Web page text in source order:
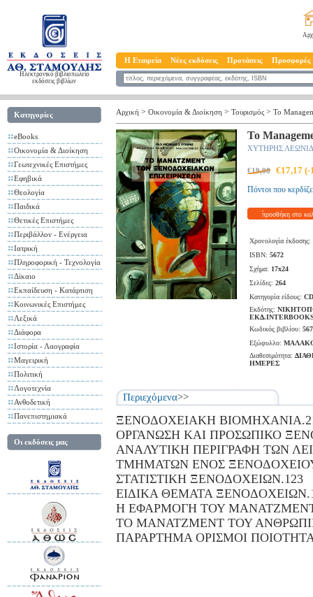
Ηλεκτρονικό βιβλιοπωλείο
εκδόσεις βιβλίων
Η Εταιρεία Νέες εκδόσεις Προτάσεις Προσφορές
Κατηγορίες
eBooks
Οικονομία & Διοίκηση
Γεωτεχνικές Επιστήμες
Εφηβικά
Θεολογία
Παιδικά
Θετικές Επιστήμες
Περιβάλλον - Ενέργεια
Ιατρική
Πληροφορική - Τεχνολογία
Δίκαιο
Εκπαίδευση - Κατάρτιση
Κοινωνικές Επιστήμες
Λεξικά
Διάφορα
Ιστορία - Λαογραφία
Μαγειρική
Πολιτική
Λογοτεχνία
Ανθοδετική
Πανεπιστημιακά
Οι εκδόσεις μας
Αρχική > Οικονομία & Διοίκηση > Τουρισμός > Το
Το
ΧΥΤΗΡΗΣ
€19,08 €17,17
Πόντοι που
προσθήκη στο
Χρονολογία έκδοσης:
ISBN: 5672
Σχήμα: 17x24
Σελίδες: 264
Κατηγορία είδους:
Εκδότης:
Κωδικός βιβλίου:
Εξώφυλλο:
Διαθεσιμότητα:
ΗΜΕΡΕΣ
Περιεχόμενα>>
ΞΕΝΟΔΟΧΕΙΑΚΗ
ΟΡΓΑΝΩΣΗ ΚΑΙ ΠΡΟΣΩΠΙΚΟ
ΑΝΑΛΥΤΙΚΗ ΠΕΡΙΓΡΑΦΗ ΤΩΝ
ΤΜΗΜΑΤΩΝ ΕΝΟΣ
ΣΤΑΤΙΣΤΙΚΗ ΞΕΝΟΔΟΧΕΙΩΝ.123
ΕΙΔΙΚΑ ΘΕΜΑΤΑ
Η ΕΦΑΡΜΟΓΗ ΤΟΥ
ΤΟ ΜΑΝΑΤΖΜΕΝΤ ΤΟΥ
ΠΑΡΑΡΤΗΜΑ ΟΡΙΣΜΟΙ